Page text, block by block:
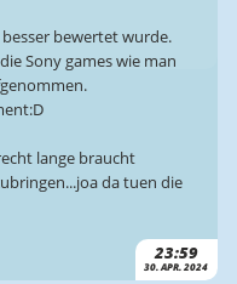
23:59
30. APR. 2024
bewertet wurde.
Sony games wie man
lange braucht
da tuen die